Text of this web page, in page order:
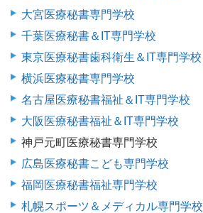
大宮医療秘書専門学校
千葉医療秘書＆IT専門学校
東京医療秘書歯科衛生＆IT専門学校
横浜医療秘書専門学校
名古屋医療秘書福祉＆IT専門学校
大阪医療秘書福祉＆IT専門学校
神戸元町医療秘書専門学校
広島医療秘書こども専門学校
福岡医療秘書福祉専門学校
札幌スポーツ＆メディカル専門学校